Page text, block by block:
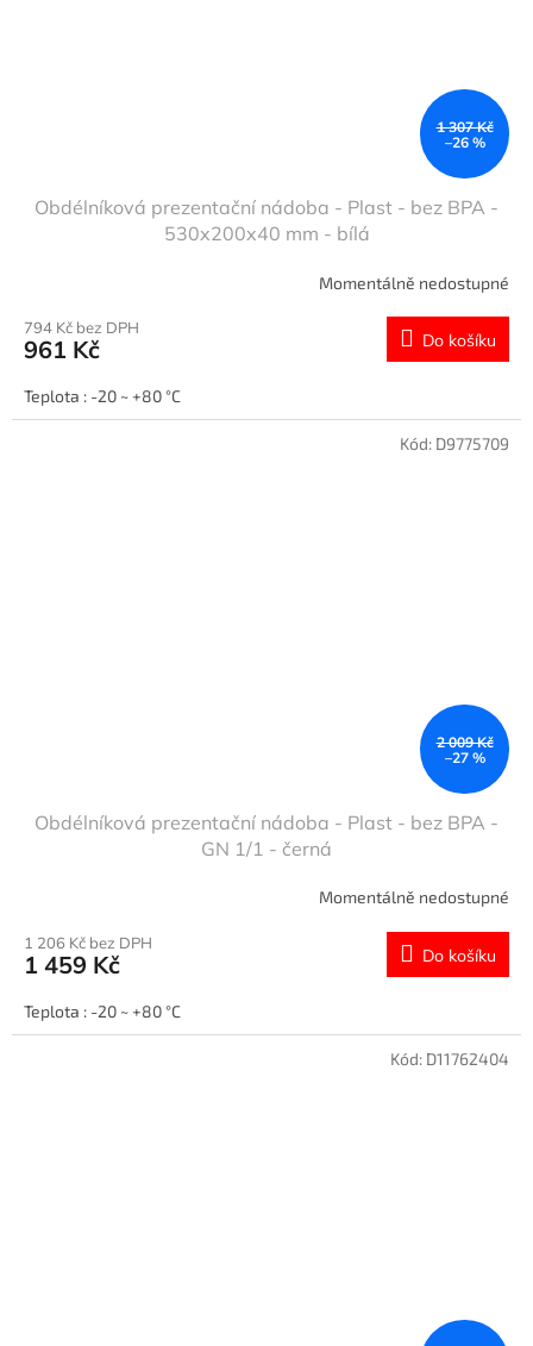
1 307 Kč
–26 %
Obdélníková prezentační nádoba - Plast - bez BPA -
530x200x40 mm - bílá
Momentálně nedostupné
794 Kč bez DPH
961 Kč Do košíku
Teplota : -20 ~ +80 °C
2 009 Kč
–27 %
Obdélníková prezentační nádoba - Plast - bez BPA -
GN 1/1 - černá
Momentálně nedostupné
1 206 Kč bez DPH
1 459 Kč Do košíku
Teplota : -20 ~ +80 °C
Kód: D9775709
Kód: D11762404